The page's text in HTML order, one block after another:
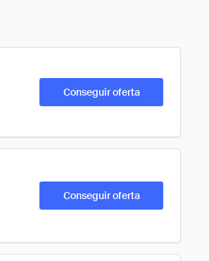
Conseguir oferta
Conseguir oferta